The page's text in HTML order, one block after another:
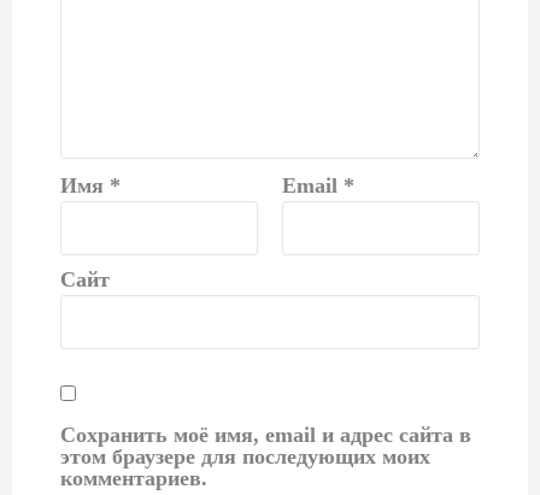
Имя * Email *
Сайт
Сохранить моё имя, email и адрес сайта в
этом браузере для последующих моих
комментариев.